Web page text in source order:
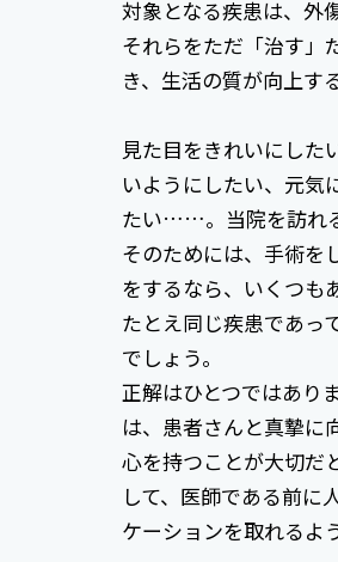
対象となる疾患は、外
それらをただ「治す」
き、生活の質が向上す
見た目をきれいにした
いようにしたい、元気
たい……。当院を訪れ
そのためには、手術を
をするなら、いくつも
たとえ同じ疾患であっ
でしょう。
正解はひとつではあり
は、患者さんと真摯に
心を持つことが大切だ
して、医師である前に
ケーションを取れるよ